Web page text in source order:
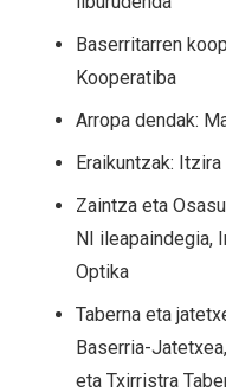
Baserritarren
Kooperatiba
Arropa dendak:
Eraikuntzak:
Zaintza eta
NI ileapaindegia,
Optika
Taberna eta
Baserria-
eta Txirristra